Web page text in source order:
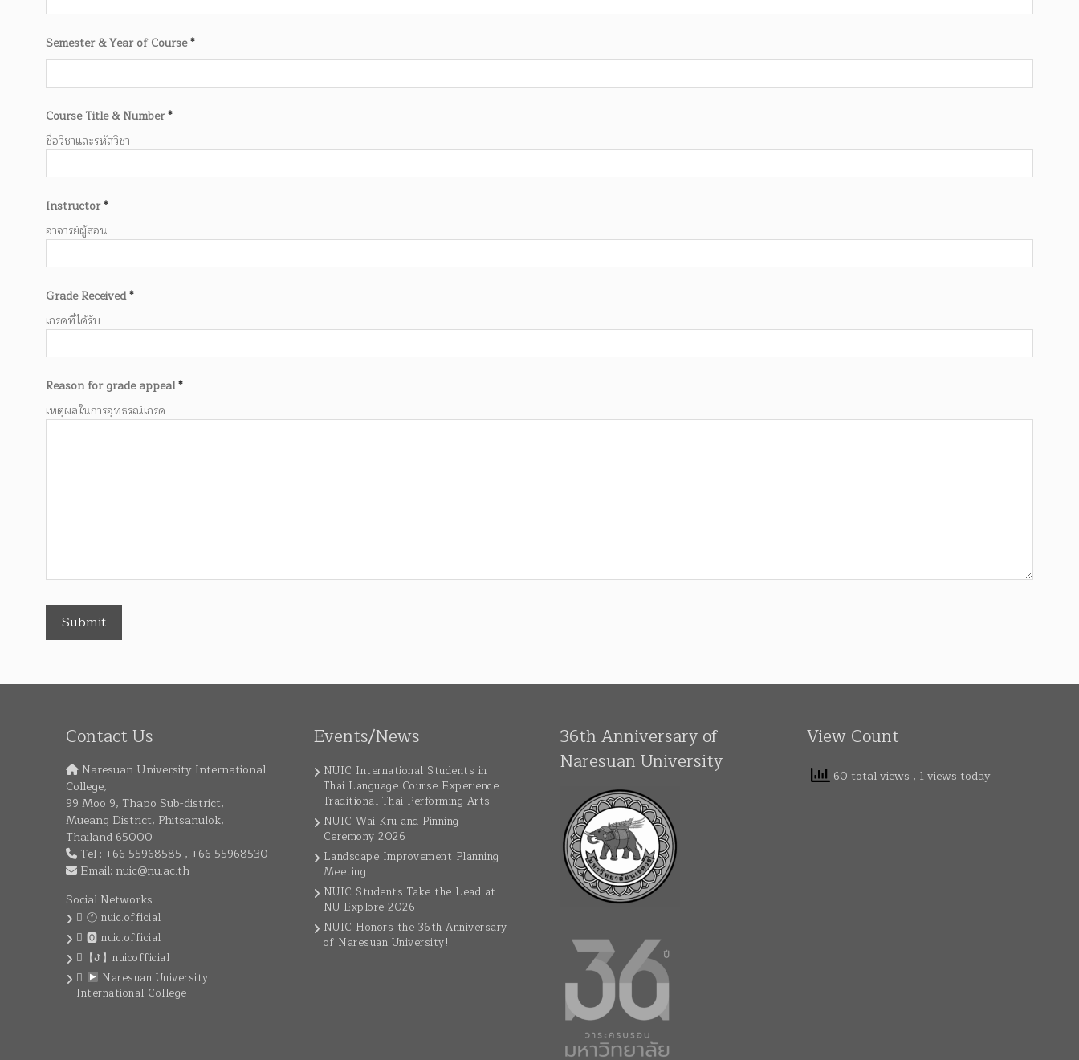
Semester & Year of Course*
Course Title & Number*
ชื่อวิชาและรหัสวิชา
Instructor*
อาจารย์ผู้สอน
Grade Received*
เกรดที่ได้รับ
Reason for grade appeal*
เหตุผลในการอุทธรณ์เกรด
Contact Us
Naresuan University International
College,
99 Moo 9, Thapo Sub-district,
Mueang District, Phitsanulok,
Thailand 65000
Tel : +66 55968585 , +66 55968530
Email: nuic@nu.ac.th
Social Networks
ⓕ nuic.official
🅾 nuic.official
【ꚠ】nuicofficial
Naresuan University
International College
Events/News
NUIC International Students in
Thai Language Course Experience
Traditional Thai Performing Arts
NUIC Wai Kru and Pinning
Ceremony 2026
Landscape Improvement Planning
Meeting
NUIC Students Take the Lead at
NU Explore 2026
NUIC Honors the 36th Anniversary
of Naresuan University!
36th Anniversary of
Naresuan University
View Count
60 total views , 1 views today